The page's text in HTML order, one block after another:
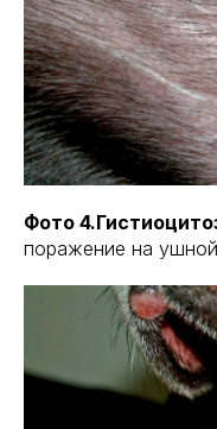
Фото
поражение на